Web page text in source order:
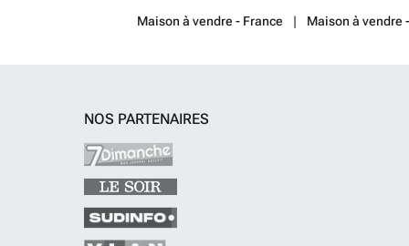
Maison à vendre - France Maison à vendre
NOS PARTENAIRES